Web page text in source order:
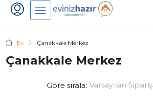
Ev Çanakkale Merkez
Çanakkale Merkez
Göre sırala: Varsayılan Sipariş